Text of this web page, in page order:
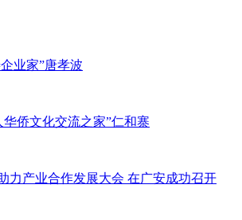
业家”唐孝波
侨文化交流之家”仁和寨
力产业合作发展大会 在广安成功召开